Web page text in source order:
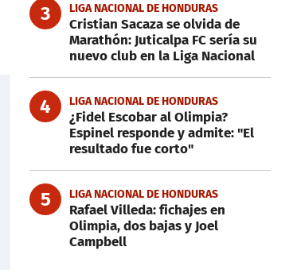
3 LIGA NACIONAL DE HONDURAS
Cristian Sacaza se olvida de
Marathón: Juticalpa FC sería su
nuevo club en la Liga Nacional
4 LIGA NACIONAL DE HONDURAS
¿Fidel Escobar al Olimpia?
Espinel responde y admite: "El
resultado fue corto"
5 LIGA NACIONAL DE HONDURAS
Rafael Villeda: fichajes en
Olimpia, dos bajas y Joel
Campbell